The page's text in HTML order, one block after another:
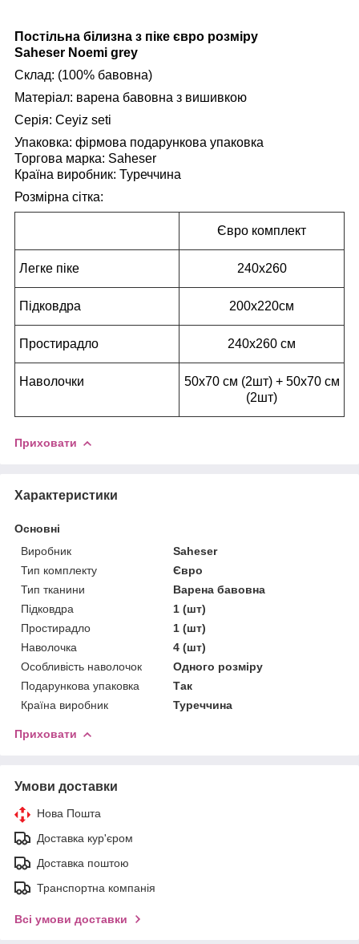
Постільна білизна з піке євро розміру
Saheser Noemi grey
Склад: (100% бавовна)
Матеріал: варена бавовна з вишивкою
Серія: Ceyiz seti
Упаковка: фірмова подарункова упаковка
Торгова марка: Saheser
Країна виробник: Туреччина
Розмірна сітка:
Євро комплект
Легке піке 240х260
Підковдра 200x220см
Простирадло 240х260 см
Наволочки
50х70 см (2шт) + 50х70 см
(2шт)
Приховати
Характеристики
Основні
Виробник
Saheser
Тип комплекту
Євро
Тип тканини
Варена бавовна
Підковдра
1 (шт)
Простирадло
1 (шт)
Наволочка
4 (шт)
Особливість наволочок
Одного розміру
Подарункова упаковка
Так
Країна виробник
Туреччина
Приховати
Умови доставки
Нова Пошта
Доставка кур'єром
Доставка поштою
Транспортна компанія
Всі умови доставки